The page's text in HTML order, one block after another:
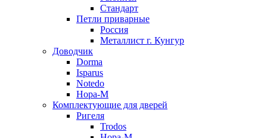
Стандарт
Петли приварные
Россия
Металлист г. Кунгур
Доводчик
Dorma
Isparus
Notedo
Нора-М
Комплектующие для дверей
Ригеля
Trodos